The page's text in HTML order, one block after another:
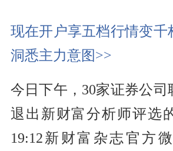
现在开户享五档行情变千
洞悉主力意图>>
今日下午，30家证券公司
退出新财富分析师评选
19:12新财富杂志官方